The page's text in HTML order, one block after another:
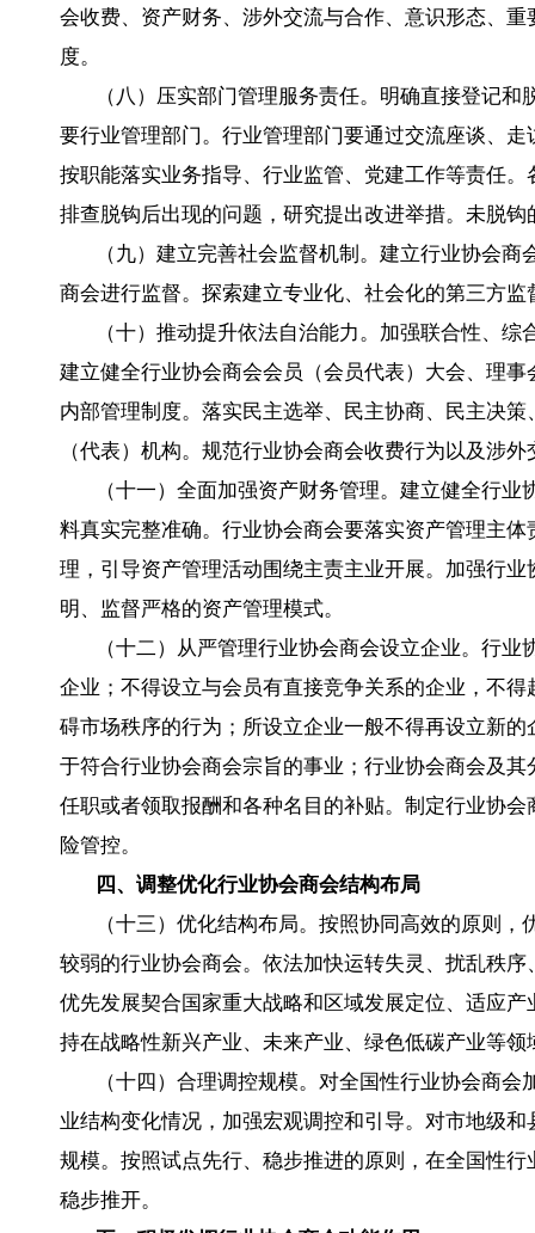
会收费、资产财务、涉外交流与合作、意识形态、
度。
（八）压实部门管理服务责任。明确直接登记
要行业管理部门。行业管理部门要通过交流座谈、
按职能落实业务指导、行业监管、党建工作等责任
排查脱钩后出现的问题，研究提出改进举措。未脱
（九）建立完善社会监督机制。建立行业协会
商会进行监督。探索建立专业化、社会化的第三方
（十）推动提升依法自治能力。加强联合性、
建立健全行业协会商会会员（会员代表）大会、理
内部管理制度。落实民主选举、民主协商、民主决
（代表）机构。规范行业协会商会收费行为以及涉
（十一）全面加强资产财务管理。建立健全行
料真实完整准确。行业协会商会要落实资产管理主
理，引导资产管理活动围绕主责主业开展。加强行
明、监督严格的资产管理模式。
（十二）从严管理行业协会商会设立企业。行
企业；不得设立与会员有直接竞争关系的企业，不
碍市场秩序的行为；所设立企业一般不得再设立新
于符合行业协会商会宗旨的事业；行业协会商会及
任职或者领取报酬和各种名目的补贴。制定行业协
险管控。
四、调整优化行业协会商会结构布局
（十三）优化结构布局。按照协同高效的原则
较弱的行业协会商会。依法加快运转失灵、扰乱秩
优先发展契合国家重大战略和区域发展定位、适应
持在战略性新兴产业、未来产业、绿色低碳产业等
（十四）合理调控规模。对全国性行业协会商
业结构变化情况，加强宏观调控和引导。对市地级
规模。按照试点先行、稳步推进的原则，在全国性
稳步推开。